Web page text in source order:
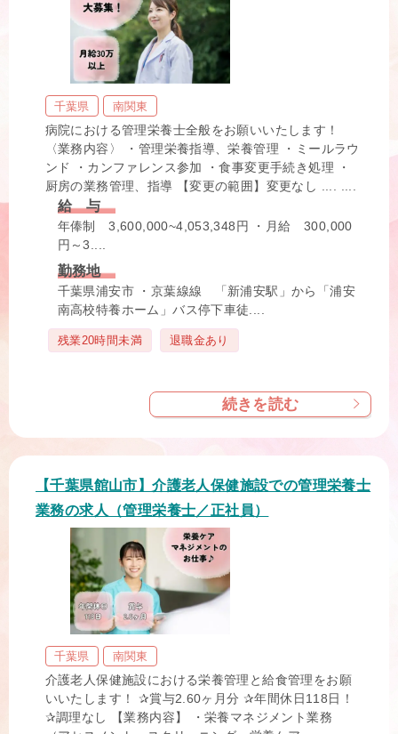
千葉県 南関東
病院における管理栄養士全般をお願いいたします！
〈業務内容〉 ・管理栄養指導、栄養管理 ・ミールラウ
ンド ・カンファレンス参加 ・食事変更手続き処理 ・
厨房の業務管理、指導 【変更の範囲】変更なし .... ....
給 与
年俸制 3,600,000~4,053,348円 ・月給 300,000
円～3....
勤務地
千葉県浦安市 ・京葉線線 「新浦安駅」から「浦安
南高校特養ホーム」バス停下車徒....
残業20時間未満 退職金あり
続きを読む
【千葉県館山市】介護老人保健施設での管理栄養士
業務の求人（管理栄養士／正社員）
千葉県 南関東
介護老人保健施設における栄養管理と給食管理をお願
いいたします！ ✰賞与2.60ヶ月分 ✰年間休日118日！
✰調理なし 【業務内容】 ・栄養マネジメント業務